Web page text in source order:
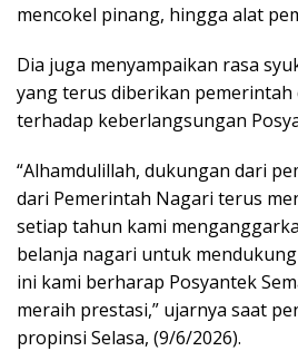
mencokel pinang, hingga alat
Dia juga menyampaikan rasa
yang terus diberikan pemerintah
terhadap keberlangsungan
“Alhamdulillah, dukungan dari
dari Pemerintah Nagari terus
setiap tahun kami
belanja nagari untuk
ini kami berharap Posyantek
meraih prestasi,” ujarnya saat
propinsi Selasa, (9/6/2026).